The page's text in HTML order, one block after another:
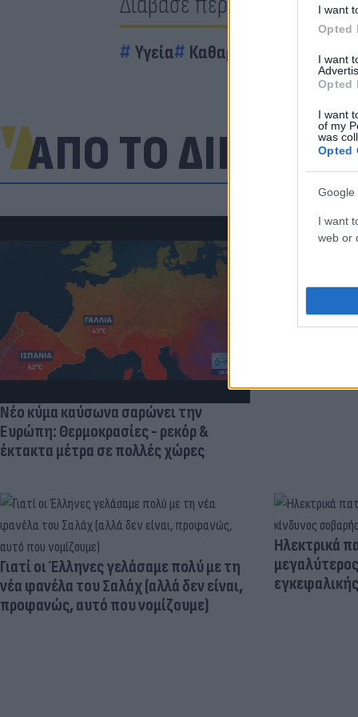
I want
Opted
I want
Opted
I want
of my
was
Opted
Google
I want
web or
Υγεία Καθαριότητα Σας
ΑΠΟ ΤΟ ΔΙΚΤΥΟ
Νέο κύμα καύσωνα σαρώνει την
Ευρώπη: Θερμοκρασίες - ρεκόρ &
έκτακτα μέτρα σε πολλές χώρες
«Μια θεά
σχολίασε
Γιατί οι Έλληνες γελάσαμε πολύ με τη
νέα φανέλα του Σαλάχ (αλλά δεν είναι,
προφανώς, αυτό που νομίζουμε)
Ηλεκτρικά